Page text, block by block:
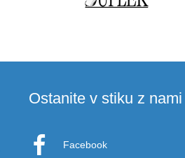
Ostanite v stiku z nami
Facebook